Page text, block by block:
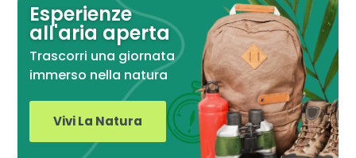
Esperienze
all'aria aperta
Trascorri una giornata
immerso nella natura
Vivi La Natura